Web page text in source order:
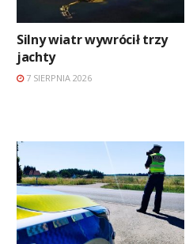
Silny wiatr wywrócił trzy
jachty
7 SIERPNIA 2026